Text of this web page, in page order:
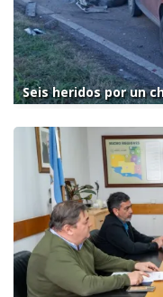
Seis heridos por un